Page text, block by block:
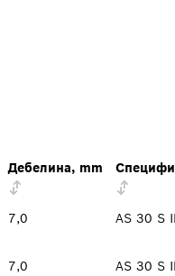
Дебелина, mm
7,0 AS 30 S
7,0 AS 30 S